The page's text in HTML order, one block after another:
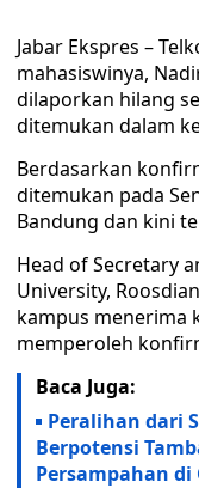
Jabar Ekspres –
mahasiswinya,
dilaporkan hilang
ditemukan dalam
Berdasarkan
ditemukan pada
Bandung dan kini
Head of Secretary
University,
kampus menerima
memperoleh
Baca Juga:
Peralihan dari
Berpotensi
Persampahan di